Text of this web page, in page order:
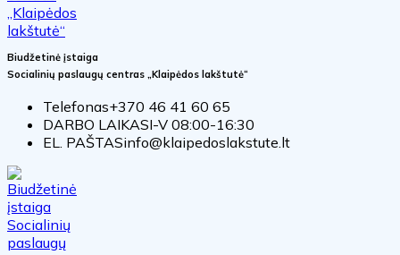
Biudžetinė įstaiga
Socialinių paslaugų centras „Klaipėdos lakštutė“
Telefonas+370 46 41 60 65
DARBO LAIKASI-V 08:00-16:30
EL. PAŠTASinfo@klaipedoslakstute.lt